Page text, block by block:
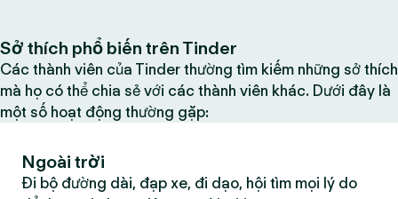
Sở thích phổ biến trên Tinder
Các thành viên của Tinder thường tìm kiếm những sở thích
mà họ có thể chia sẻ với các thành viên khác. Dưới đây là
một số hoạt động thường gặp:
Ngoài trời
Đi bộ đường dài, đạp xe, đi dạo, hội tìm mọi lý do